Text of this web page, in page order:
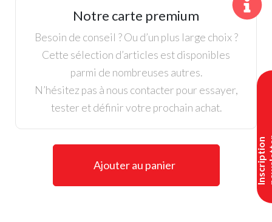
I
n
s
c
r
i
p
t
i
o
n
n
e
w
s
l
e
t
t
e
Motocaddy
Gamme
M
Notre carte premium
Besoin de conseil ? Ou d’un plus large choix ?
Cette sélection d’articles est disponibles
parmi de nombreuses autres.
N’hésitez pas à nous contacter pour essayer,
tester et définir votre prochain achat.
Ajouter au panier